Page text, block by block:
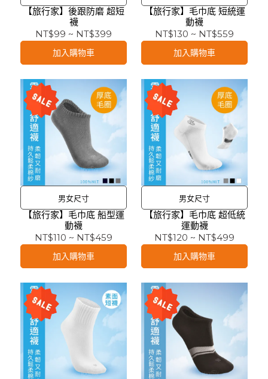
【旅行家】後跟防磨 超短
襪
NT$99 ~ NT$399
加入購物車
【旅行家】毛巾底 短統運
動襪
NT$130 ~ NT$559
加入購物車
男女尺寸
【旅行家】毛巾底 船型運
動襪
NT$110 ~ NT$459
加入購物車
男女尺寸
【旅行家】毛巾底 超低統
運動襪
NT$120 ~ NT$499
加入購物車